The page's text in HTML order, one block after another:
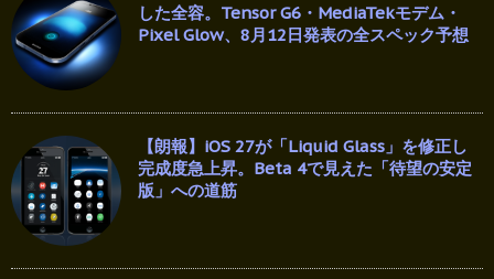
した全容。Tensor G6・MediaTekモデム・
Pixel Glow、8月12日発表の全スペック予想
【朗報】iOS 27が「Liquid Glass」を修正し
完成度急上昇。Beta 4で見えた「待望の安定
版」への道筋